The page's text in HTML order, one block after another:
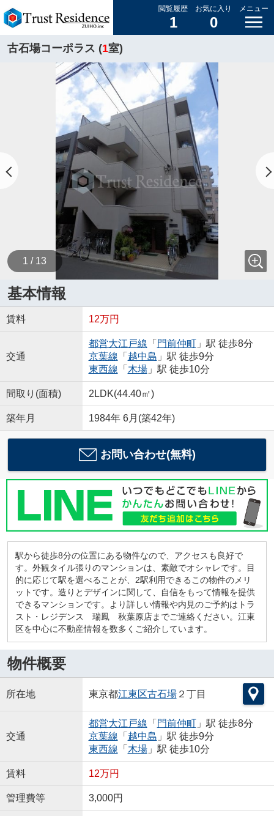
閲覧履歴
1
お気に入り
0
メニュー
古石場コーポラス (1室)
1 / 13
基本情報
賃料 12万円
交通
都営大江戸線 「 門前仲町」駅 徒歩8分
京葉線 「 越中島 」駅 徒歩9分
東西線 「 木場」駅 徒歩10分
間取り(面積) 2LDK(44.40㎡)
築年月 1984年 6月(築42年)
お問い合わせ(無料)
駅から徒歩8分の位置にある物件なので、アクセスも良好で
す。外観タイル張りのマンションは、素敵でオシャレです。目
的に応じて駅を選べることが、2駅利用できるこの物件のメリ
ットです。造りとデザインに関して、自信をもって情報を提供
できるマンションです。より詳しい情報や内見のご予約はトラ
スト・レジデンス 瑞鳳 秋葉原店までご連絡ください。江東
区を中心に不動産情報を数多くご紹介しています。
物件概要
所在地 東京都江東区古石場２丁目
交通
都営大江戸線 「 門前仲町」駅 徒歩8分
京葉線 「 越中島 」駅 徒歩9分
東西線 「 木場」駅 徒歩10分
賃料 12万円
管理費等 3,000円